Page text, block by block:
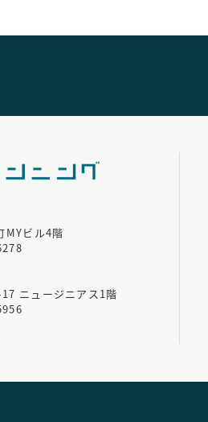
MYビル4階
ニュージニアス1階